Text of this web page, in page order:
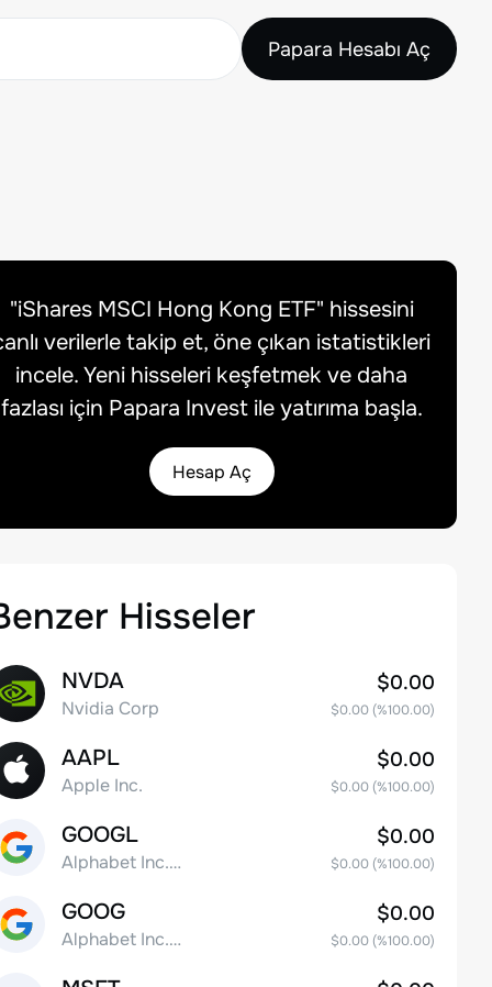
Papara Hesabı Aç
"iShares MSCI Hong Kong ETF" hissesini
verilerle takip et, öne çıkan istatistikleri
incele. Yeni hisseleri keşfetmek ve daha
fazlası için Papara Invest ile yatırıma başla.
Hesap Aç
Hisseler
NVDA
Nvidia Corp
$0.00
$0.00(%100.00)
AAPL
Apple Inc.
$0.00
$0.00(%100.00)
GOOGL
Alphabet Inc. Class A Common Stock
$0.00
$0.00(%100.00)
GOOG
Alphabet Inc. Class C Capital Stock
$0.00
$0.00(%100.00)